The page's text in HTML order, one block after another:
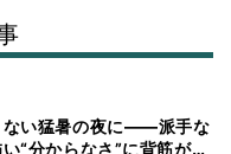
ない猛暑の夜に――派手な
“分からなさ”に背筋が冷